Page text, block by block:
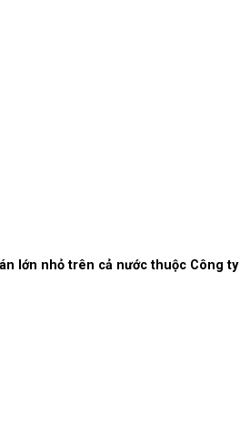
nhỏ trên cả nước thuộc Công ty